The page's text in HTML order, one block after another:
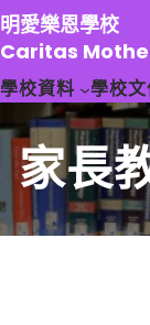
跳
至
主
要
容
明愛樂恩學校
Caritas
學校資料 學校文
家長